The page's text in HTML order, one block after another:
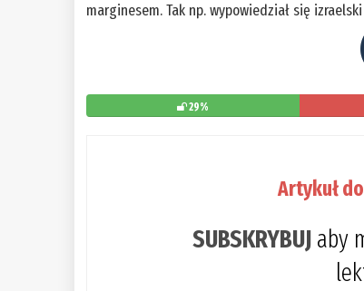
marginesem. Tak np. wypowiedział się
29%
Artykuł
SUBSKRYBUJ aby